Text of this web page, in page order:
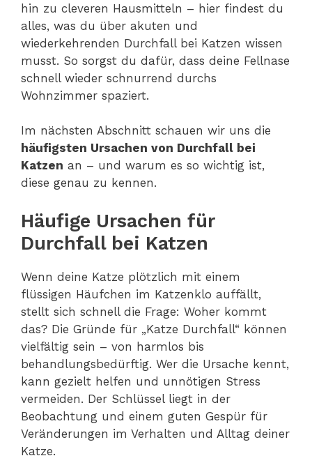
hin zu cleveren Hausmitteln – hier findest du
alles, was du über akuten und
wiederkehrenden Durchfall bei Katzen wissen
musst. So sorgst du dafür, dass deine Fellnase
schnell wieder schnurrend durchs
Wohnzimmer spaziert.
Im nächsten Abschnitt schauen wir uns die
häufigsten Ursachen von Durchfall bei
Katzen an – und warum es so wichtig ist,
diese genau zu kennen.
Häufige Ursachen für
Durchfall bei Katzen
Wenn deine Katze plötzlich mit einem
flüssigen Häufchen im Katzenklo auffällt,
stellt sich schnell die Frage: Woher kommt
das? Die Gründe für „Katze Durchfall“ können
vielfältig sein – von harmlos bis
behandlungsbedürftig. Wer die Ursache kennt,
kann gezielt helfen und unnötigen Stress
vermeiden. Der Schlüssel liegt in der
Beobachtung und einem guten Gespür für
Veränderungen im Verhalten und Alltag deiner
Katze.